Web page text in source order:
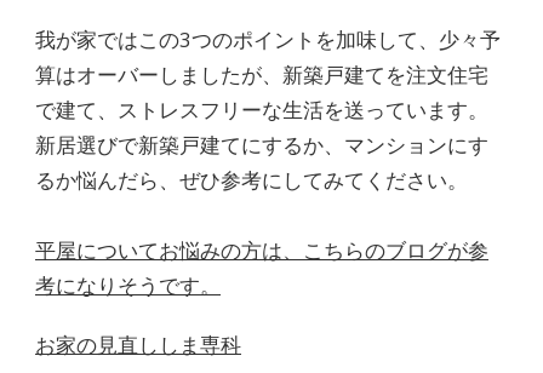
我が家ではこの3つのポイントを加味して、少々予
算はオーバーしましたが、新築戸建てを注文住宅
で建て、ストレスフリーな生活を送っています。
新居選びで新築戸建てにするか、マンションにす
るか悩んだら、ぜひ参考にしてみてください。
平屋についてお悩みの方は、こちらのブログが参
考になりそうです。
お家の見直ししま専科